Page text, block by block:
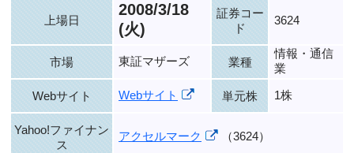
上場日
2008/3/18
(火)
証券コー
ド
3624
市場 東証マザーズ 業種
情報・通信
業
Webサイト Webサイト 単元株 1株
Yahoo!ファイナン
ス
アクセルマーク （3624）